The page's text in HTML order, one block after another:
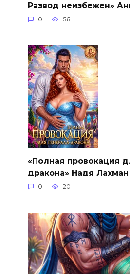
Развод неизбежен»
0 56
«Полная провокация
дракона» Надя Лахман
0 20